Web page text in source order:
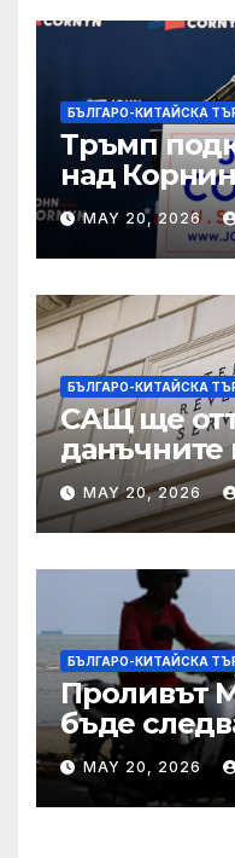
БЪЛГАРО-КИТАЙСКА
Тръмп
над
Тексас в
подкрепа
MAY 20, 2026
БЪЛГАРО-КИТАЙСКА
САЩ ще
данъчните
Тръмп
сделката
IRS
MAY 20, 2026
БЪЛГАРО-КИТАЙСКА
Проливът
бъде
Азия не
MAY 20, 2026